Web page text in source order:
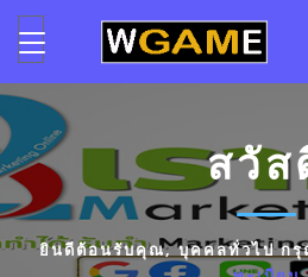
สวัส
ยินดีต้อนรับคุณ,บุคคลทั่วไปก